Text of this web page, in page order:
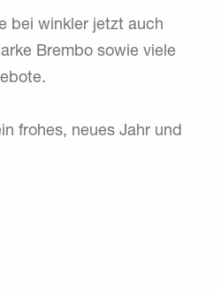
bei winkler jetzt auch
Brembo sowie viele
frohes, neues Jahr und